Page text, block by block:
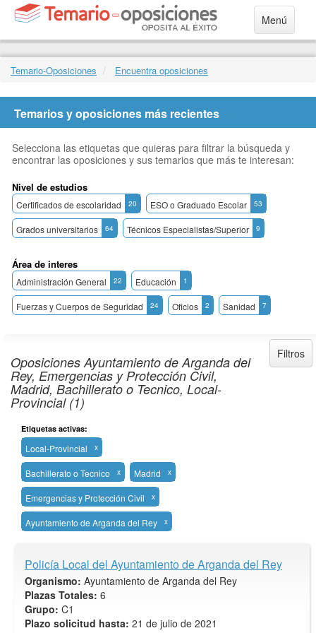
Menú
Temario-Oposiciones Encuentra oposiciones
Temarios y oposiciones más recientes
Selecciona las etiquetas que quieras para filtrar la búsqueda y
encontrar las oposiciones y sus temarios que más te interesan:
Nivel de estudios
Certificados de escolaridad 20 ESO o Graduado Escolar 53
Grados universitarios 64 Técnicos Especialistas/Superior 9
Área de interes
Administración General 22 Educación 1
Fuerzas y Cuerpos de Seguridad 24 Oficios 2 Sanidad 7
Oposiciones Ayuntamiento de Arganda del
Rey, Emergencias y Protección Civil,
Madrid, Bachillerato o Tecnico, Local-
Provincial (1)
Filtros
Etiquetas activas:
Local-Provincial x
Bachillerato o Tecnico x Madrid x
Emergencias y Protección Civil x
Ayuntamiento de Arganda del Rey x
Policía Local del Ayuntamiento de Arganda del Rey
Organismo: Ayuntamiento de Arganda del Rey
Plazas Totales: 6
Grupo: C1
Plazo solicitud hasta: 21 de julio de 2021